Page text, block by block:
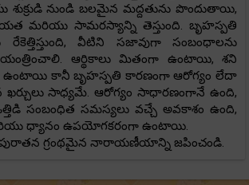
నుండి బలమైన మద్దతును పొందుతాయి,
మరియు సామరస్యాన్ని తెస్తుంది. బృహస్పతి
వీటిని సజావుగా సంబంధాలను
ఆర్థికాలు మితంగా ఉంటాయి, శని
ఉంటాయి కానీ బృహస్పతి కారణంగా ఆరోగ్యం లేదా
ఖర్చులు సాధ్యమే. ఆరోగ్యం సాధారణంగానే ఉంది,
సంబంధిత సమస్యలు వచ్చే అవకాశం ఉంది,
ధ్యానం ఉపయోగకరంగా ఉంటాయి.
పురాతన గ్రంథమైన నారాయణీయాన్ని జపించండి.